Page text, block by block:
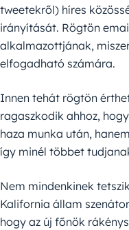
tweetekről) híres
irányítását. Rögtön
alkalmazottjának,
elfogadható számára.
Innen tehát rögtön
ragaszkodik ahhoz,
haza munka után,
így minél többet
Nem mindenkinek
Kalifornia állam
hogy az új főnök